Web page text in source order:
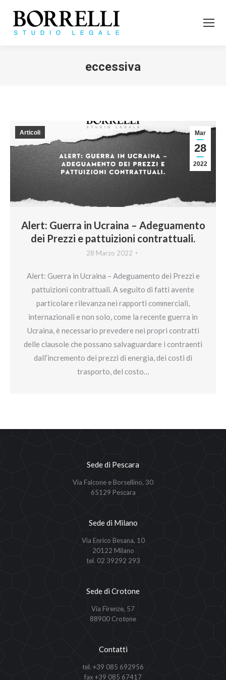
eccessiva
Alert: Guerra in Ucraina – Adeguamento
dei Prezzi e pattuizioni contrattuali.
28 Marzo 2022
Mar
28
2022
Articoli
Alert: Guerra in Ucraina – Adeguamento dei Prezzi e
pattuizioni contrattuali. A seguito di fatti avente
particolare rilevanza nei rapporti commerciali,
internazionali e non solo, come la recente guerra in
Ucraina, è necessario prevedere nei propri contratti
delle clausole che possano salvaguardare i contraenti
dall’incremento dei prezzi di energia, dei costi di
trasporto, del costo…
Sede di Pescara
Via Falcone e Borsellino, 30
65129 Pescara
Sede di Milano
Via Enrico Besana, 10
20122 Milano
tel. 02 39292 293
Sede di Crotone
Via Firenze, 57
88900 Crotone
Contatti
tel. +39 085 692956
fax +39 085 67417